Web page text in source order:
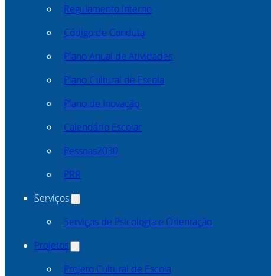
Regulamento Interno
Código de Conduta
Plano Anual de Atividades
Plano Cultural de Escola
Plano de Inovação
Calendário Escolar
Pessoas2030
PRR
Serviços
Serviços de Psicologia e Orientação
Projetos
Projeto Cultural de Escola